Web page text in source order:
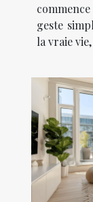
geste
la vraie